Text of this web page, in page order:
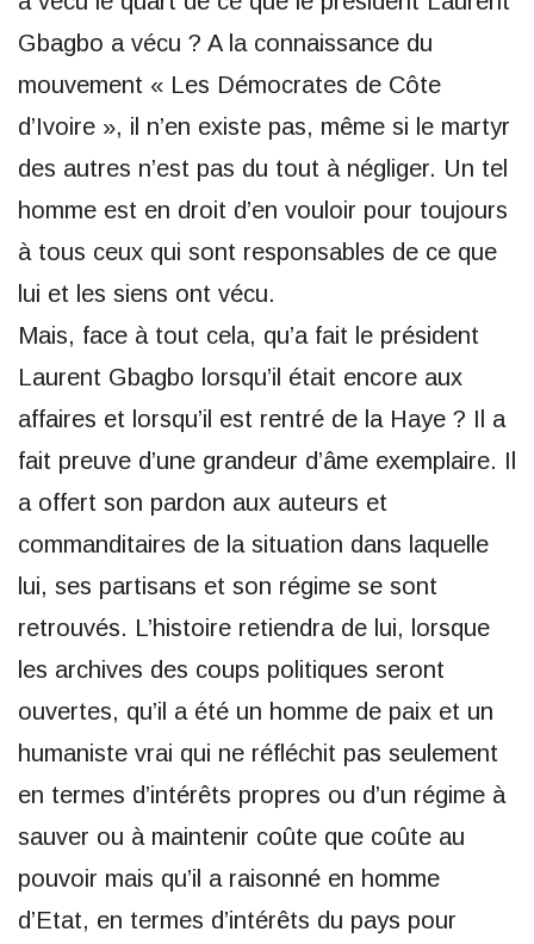
Gbagbo a vécu ? A la connaissance du
mouvement « Les Démocrates de Côte
d’Ivoire », il n’en existe pas, même si le martyr
des autres n’est pas du tout à négliger. Un tel
homme est en droit d’en vouloir pour toujours
à tous ceux qui sont responsables de ce que
lui et les siens ont vécu.
Mais, face à tout cela, qu’a fait le président
Laurent Gbagbo lorsqu’il était encore aux
affaires et lorsqu’il est rentré de la Haye ? Il a
fait preuve d’une grandeur d’âme exemplaire. Il
a offert son pardon aux auteurs et
commanditaires de la situation dans laquelle
lui, ses partisans et son régime se sont
retrouvés. L’histoire retiendra de lui, lorsque
les archives des coups politiques seront
ouvertes, qu’il a été un homme de paix et un
humaniste vrai qui ne réfléchit pas seulement
en termes d’intérêts propres ou d’un régime à
sauver ou à maintenir coûte que coûte au
pouvoir mais qu’il a raisonné en homme
d’Etat, en termes d’intérêts du pays pour